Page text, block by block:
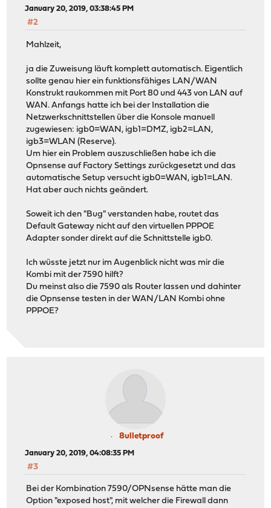
January 20, 2019, 03:38:45 PM
#2
Mahlzeit,
ja die Zuweisung läuft komplett automatisch. Eigentlich
sollte genau hier ein funktionsfähiges LAN/WAN
Konstrukt raukommen mit Port 80 und 443 von LAN auf
WAN. Anfangs hatte ich bei der Installation die
Netzwerkschnittstellen über die Konsole manuell
zugewiesen: igb0=WAN, igb1=DMZ, igb2=LAN,
igb3=WLAN (Reserve).
Um hier ein Problem auszuschließen habe ich die
Opnsense auf Factory Settings zurückgesetzt und das
automatische Setup versucht igb0=WAN, igb1=LAN.
Hat aber auch nichts geändert.
Soweit ich den "Bug" verstanden habe, routet das
Default Gateway nicht auf den virtuellen PPPOE
Adapter sonder direkt auf die Schnittstelle igb0.
Ich wüsste jetzt nur im Augenblick nicht was mir die
Kombi mit der 7590 hilft?
Du meinst also die 7590 als Router lassen und dahinter
die Opnsense testen in der WAN/LAN Kombi ohne
PPPOE?
8ulletproof
January 20, 2019, 04:08:35 PM
#3
Bei der Kombination 7590/OPNsense hätte man die
Option "exposed host", mit welcher die Firewall dann